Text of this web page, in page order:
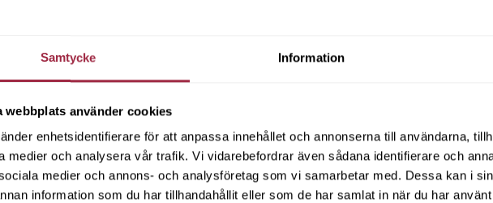
Samtycke Information
webbplats använder cookies
enhetsidentifierare för att anpassa innehållet och annonserna till användarna,
medier och analysera vår trafik. Vi vidarebefordrar även sådana identifierare och
medier och annons- och analysföretag som vi samarbetar med. Dessa kan i
information som du har tillhandahållit eller som de har samlat in när du har